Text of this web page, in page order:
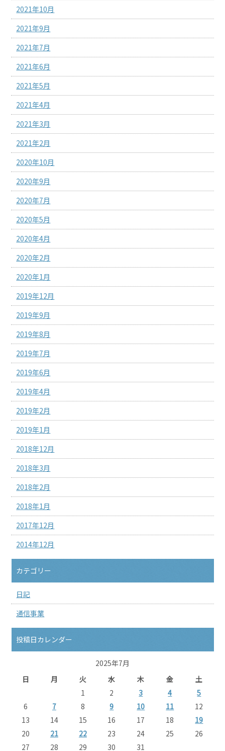
2021年10月
2021年9月
2021年7月
2021年6月
2021年5月
2021年4月
2021年3月
2021年2月
2020年10月
2020年9月
2020年7月
2020年5月
2020年4月
2020年2月
2020年1月
2019年12月
2019年9月
2019年8月
2019年7月
2019年6月
2019年4月
2019年2月
2019年1月
2018年12月
2018年3月
2018年2月
2018年1月
2017年12月
2014年12月
カテゴリー
日記
通信事業
投稿日カレンダー
2025年7月
日
月 火 水 木 金
土
1
2 3 4
5
6
7 8 9 10 11
12
13
14 15 16 17 18
19
20
21 22 23 24 25
26
27
28 29 30 31